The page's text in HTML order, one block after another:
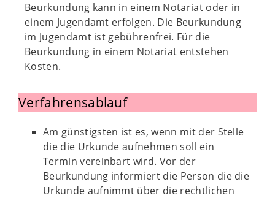
Beurkundung kann in einem Notariat oder in
einem Jugendamt erfolgen. Die Beurkundung
im Jugendamt ist gebührenfrei. Für die
Beurkundung in einem Notariat entstehen
Kosten.
Verfahrensablauf
Am günstigsten ist es, wenn mit der Stelle
die die Urkunde aufnehmen soll ein
Termin vereinbart wird. Vor der
Beurkundung informiert die Person die die
Urkunde aufnimmt über die rechtlichen